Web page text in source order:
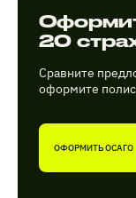
20
Сравните
оформите
ОФОРМИТЬ ОСАГО